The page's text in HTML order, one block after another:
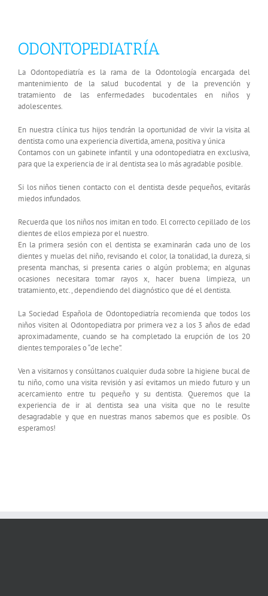
ODONTOPEDIATRÍA
La Odontopediatría es la rama de la Odontología encargada del
mantenimiento de la salud bucodental y de la prevención y
tratamiento de las enfermedades bucodentales en niños y
adolescentes.
En nuestra clínica tus hijos tendrán la oportunidad de vivir la visita al
dentista como una experiencia divertida, amena, positiva y única
Contamos con un gabinete infantil y una odontopediatra en exclusiva,
para que la experiencia de ir al dentista sea lo más agradable posible.
Si los niños tienen contacto con el dentista desde pequeños, evitarás
miedos infundados.
Recuerda que los niños nos imitan en todo. El correcto cepillado de los
dientes de ellos empieza por el nuestro.
En la primera sesión con el dentista se examinarán cada uno de los
dientes y muelas del niño, revisando el color, la tonalidad, la dureza, si
presenta manchas, si presenta caries o algún problema; en algunas
ocasiones necesitara tomar rayos x, hacer buena limpieza, un
tratamiento, etc., dependiendo del diagnóstico que dé el dentista.
La Sociedad Española de Odontopediatría recomienda que todos los
niños visiten al Odontopediatra por primera vez a los 3 años de edad
aproximadamente, cuando se ha completado la erupción de los 20
dientes temporales o “de leche”.
Ven a visitarnos y consúltanos cualquier duda sobre la higiene bucal de
tu niño, como una visita revisión y así evitamos un miedo futuro y un
acercamiento entre tu pequeño y su dentista. Queremos que la
experiencia de ir al dentista sea una visita que no le resulte
desagradable y que en nuestras manos sabemos que es posible. Os
esperamos!